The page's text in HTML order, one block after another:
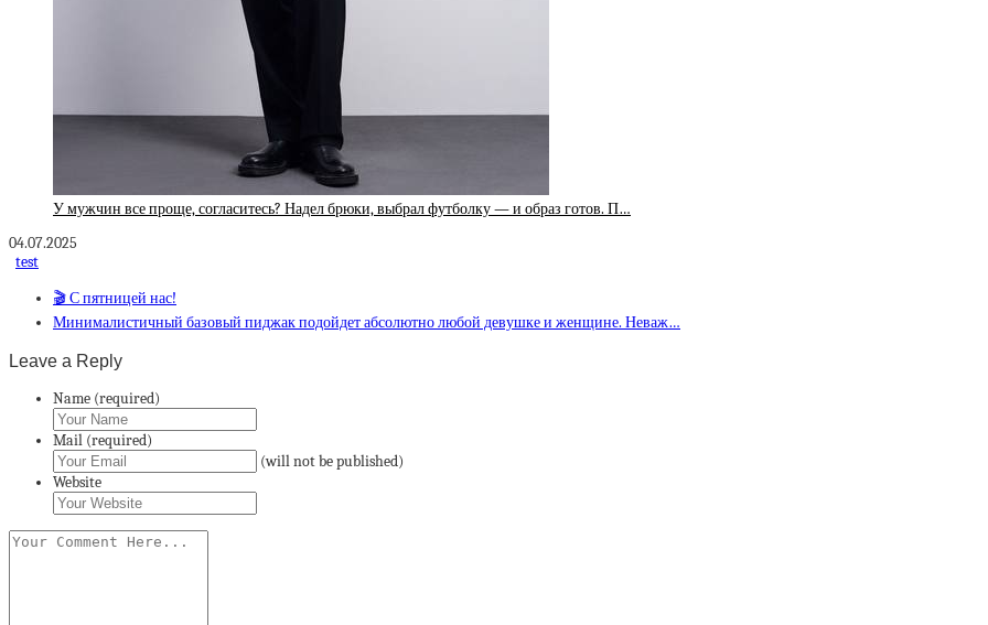
У мужчин все проще, согласитесь? Надел брюки, выбрал футболку — и образ готов. П…
04.07.2025
test
🎬 С пятницей нас!
Минималистичный базовый пиджак подойдет абсолютно любой девушке и женщине. Неваж…
Leave a Reply
Name (required)
Mail (required)
(will not be published)
Website